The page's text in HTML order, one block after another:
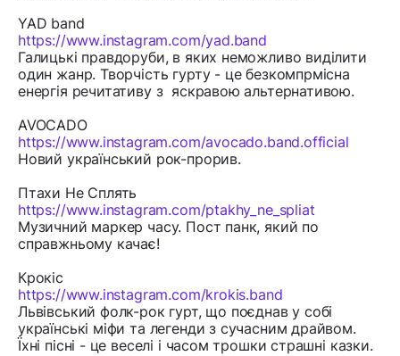
YAD band
https://www.instagram.com/yad.band
Галицькі правдоруби, в яких неможливо виділити
один жанр. Творчість гурту - це безкомпрмісна
енергія речитативу з яскравою альтернативою.
AVOCADO
https://www.instagram.com/avocado.band.official
Новий український рок-прорив.
Птахи Не Сплять
https://www.instagram.com/ptakhy_ne_spliat
Музичний маркер часу. Пост панк, який по
справжньому качає!
Крокіс
https://www.instagram.com/krokis.band
Львівський фолк-рок гурт, що поєднав у собі
українські міфи та легенди з сучасним драйвом.
Їхні пісні - це веселі і часом трошки страшні казки.